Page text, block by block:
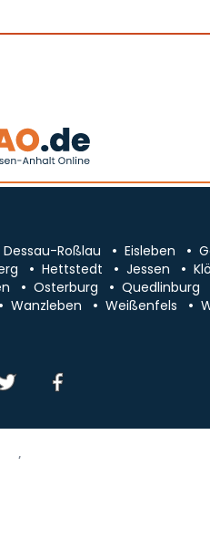
Dessau-Roßlau Eisleben
Hettstedt Jessen
Osterburg Quedlinburg
Wanzleben Weißenfels
Kontakt